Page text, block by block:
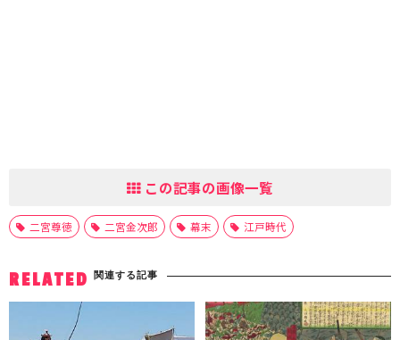
この記事の画像一覧
二宮尊徳 二宮金次郎 幕末 江戸時代
RELATED 関連する記事